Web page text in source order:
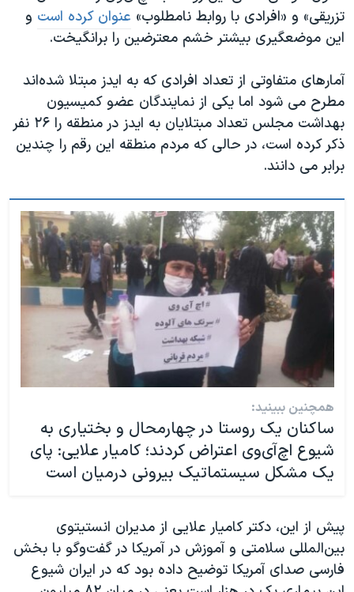
تزریقی» و «افرادی با روابط نامطلوب» عنوان کرده است و
این موضعگیری بیشتر خشم معترضین را برانگیخت.
آمارهای متفاوتی از تعداد افرادی که به ایدز مبتلا شده‌اند
مطرح می شود اما یکی از نمایندگان عضو کمیسیون
بهداشت مجلس تعداد مبتلایان به ایدز در منطقه را ۲۶ نفر
ذکر کرده است، در حالی که مردم منطقه این رقم را چندین
برابر می دانند.
همچنین ببینید:
ساکنان یک روستا در چهارمحال و بختیاری به
شیوع اچ‌آی‌وی اعتراض کردند؛ کامیار علایی: پای
یک مشکل سیستماتیک بیرونی درمیان است
پیش از این، دکتر کامیار علایی از مدیران انستیتوی
بین‌المللی سلامتی و آموزش در آمریکا در گفت‌وگو با بخش
فارسی صدای آمریکا توضیح داده بود که در ایران شیوع